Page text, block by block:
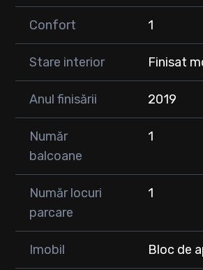
Confort 1
Stare interior Finisat
Anul finisării 2019
Număr
balcoane
1
Număr locuri
parcare
1
Imobil Bloc de